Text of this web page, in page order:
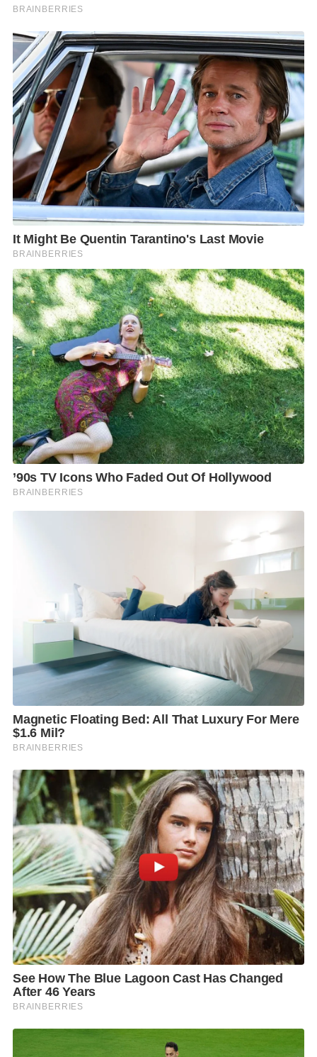
FANTASY กลายเป็นจุดหมายปลายทางแห่งใหม่ที่ ว้าวทุก
ก้าว ถ่ายได้ทุกมุม แชร์ได้ทุกช็อต และนับเป็น แลนด์มาร์ก
Immersive Experience แห่งใหม่ระดับเวิลด์คลาส สุด
เอ็กซ์คลูซีฟ ที่ไม่ควรพลาด ณ ชั้น 4 โซน A ศูนย์การค้า
เอ็ม บี เค เซ็นเตอร์
โดยในพิธีเปิดร้านอย่างเป็นทางการเมื่อเร็ว ๆ นี้ นับเป็น
พิธีเปิดอย่างยิ่งใหญ่ ตอกย้ำแลนด์มาร์กใหม่ของ MBK
Center โดยได้รับเกียรติจากผู้บริหารระดับสูงของเอ็ม บี
เค นำโดย คุณสมพล ตรีภพนารถ ประธานเจ้าหน้าที่
บริหารธุรกิจศูนย์การค้า บริษัท เอ็ม บี เค จำกัด (มหาชน)
ร่วมตัดริบบิ้นกับผู้บริหารระดับสูงของ CAVE FANTASY
พร้อมการแสดงสิงโตมงคลสร้างสีสันในงาน Grand
Opening สุดอลัง นอกจากนี้ คุณสมพล พร้อมด้วย คุณ
สหัพย์ภัค โชควิจิตรกุล กรรมการผู้จัดการศูนย์การค้าเอ็ม
บี เค เซ็นเตอร์ บริษัท เอ็มบีเค เซอร์วิส โซลูชั่น จำกัด ได้
ร่วมมอบกระเช้าดอกไม้แสดงความยินดีแก่ คุณปทิดา กีรติ
ปวีร์ ประธานบริษัท เคฟ แฟนตาซี ประเทศไทย และ คุณ
ว่าน หรู กัว ประธานบริษัท เคฟ แฟนตาซี ประเทศจีน
ภายใน CAVE FANTASY แบ่งออกเป็นหลากหลายโซน
แฟนตาซีสุดตื่นตา เริ่มต้นด้วย Fantasy Flight Theater
ห้องจำลองการบินในรูปแบบเธียเตอร์สร้างความรู้สึก
ราวกับกำลังโลดแล่นอยู่ในฉากภาพยนตร์แฟนตาซี ที่พาผู้
เก้าอี้ที่โยกไหวตามจังหวะ ลมที่พ่นออกมาสร้างความ
สมจริง พร้อมเรื่องราวที่หมุนเวียนเปลี่ยนธีมให้ชมไม่ซ้ำ
ในแต่ละรอบ อาทิ Nightmare Roller Coaster ระทึกไป
กับรถไฟเหาะทะลุตึก ฝ่าซอมบี้ The Furious Beasts การ
ต่อสู้กับสัตว์ประหลาดสุดมัน ถูกใจสายแอ็กชัน Fly Over
Five Continents เพลิดเพลินกับการท่องไปทั่วโลกชม
ความงดงามของสถานที่สำคัญ ๆ
อีกหนึ่งโซนไฮไลต์ พื้นที่แฟนตาซี Fantasy Space พื้นที่
Sci-fi Fantasy ที่พาผู้เข้าชมก้าวเข้าสู่โลกเสมือนจริงอย่าง
เต็มรูปแบบ สร้างความรู้สึกเหมือนกำลังดิ่งลง หรือ สิ่งที่
กำลังพุ่งทะยานออกมาจากจอ หรือเคลื่อนผ่านโลก
ประสบการณ์เสมือนจริงที่ชวนให้หัวใจเต้นแรง